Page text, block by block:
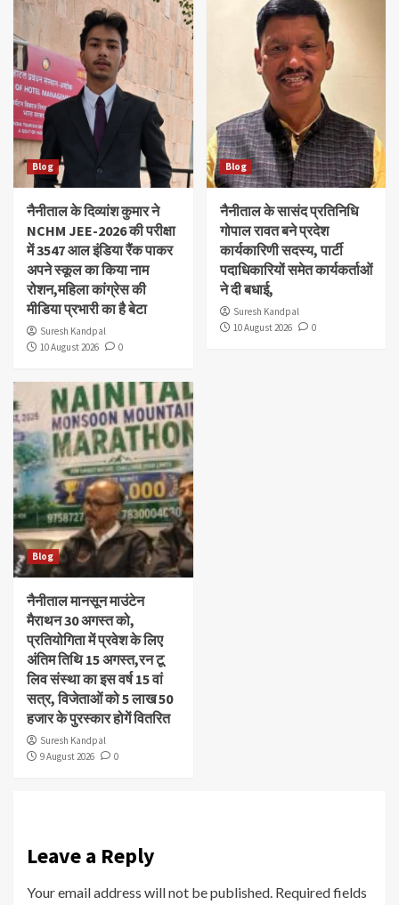
Blog
नैनीताल के दिव्यांश‌ कुमार ने
NCHM JEE-2026 की परीक्षा
में 3547 आल इंडिया रैंक पाकर
अपने स्कूल का किया नाम
रोशन,महिला कांग्रेस की
मीडिया प्रभारी का है बेटा
Suresh Kandpal
10 August 2026
0
Blog
नैनीताल के सासंद प्रतिनिधि
गोपाल रावत बने प्रदेश
कार्यकारिणी सदस्य, पार्टी
पदाधिकारियों समेत कार्यकर्ताओं
ने दी बधाई,
Suresh Kandpal
10 August 2026
0
Blog
नैनीताल मानसून माउंटेन
मैराथन 30 अगस्त को,
प्रतियोगिता में प्रवेश के लिए
अंतिम तिथि 15 अगस्त,रन टू
लिव संस्था का इस वर्ष 15 वां
सत्र, विजेताओं को 5 लाख 50
हजार के पुरस्कार होगें वितरित
Suresh Kandpal
9 August 2026
0
Leave a Reply
Your email address will not be published. Required fields